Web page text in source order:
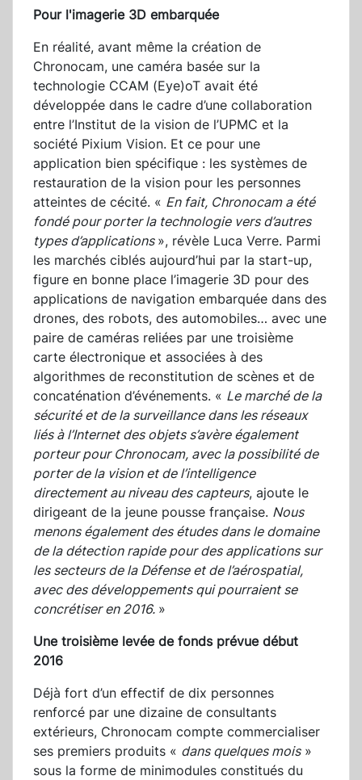
Pour l'imagerie 3D embarquée
En réalité, avant même la création de
Chronocam, une caméra basée sur la
technologie CCAM (Eye)oT avait été
développée dans le cadre d’une collaboration
entre l’Institut de la vision de l’UPMC et la
société Pixium Vision. Et ce pour une
application bien spécifique : les systèmes de
restauration de la vision pour les personnes
atteintes de cécité. « En fait, Chronocam a été
fondé pour porter la technologie vers d’autres
types d’applications », révèle Luca Verre. Parmi
les marchés ciblés aujourd’hui par la start-up,
figure en bonne place l’imagerie 3D pour des
applications de navigation embarquée dans des
drones, des robots, des automobiles… avec une
paire de caméras reliées par une troisième
carte électronique et associées à des
algorithmes de reconstitution de scènes et de
concaténation d’événements. « Le marché de la
sécurité et de la surveillance dans les réseaux
liés à l’Internet des objets s’avère également
porteur pour Chronocam, avec la possibilité de
porter de la vision et de l’intelligence
directement au niveau des capteurs, ajoute le
dirigeant de la jeune pousse française. Nous
menons également des études dans le domaine
de la détection rapide pour des applications sur
les secteurs de la Défense et de l’aérospatial,
avec des développements qui pourraient se
concrétiser en 2016. »
Une troisième levée de fonds prévue début
2016
Déjà fort d’un effectif de dix personnes
renforcé par une dizaine de consultants
extérieurs, Chronocam compte commercialiser
ses premiers produits « dans quelques mois»
sous la forme de minimodules constitués du